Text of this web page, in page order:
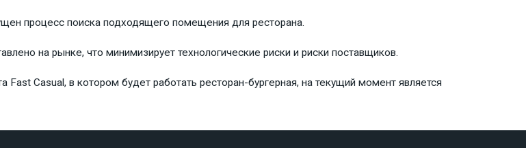
процесс поиска подходящего помещения для ресторана.
на рынке, что минимизирует технологические риски и риски поставщиков.
Casual, в котором будет работать ресторан-бургерная, на текущий момент является